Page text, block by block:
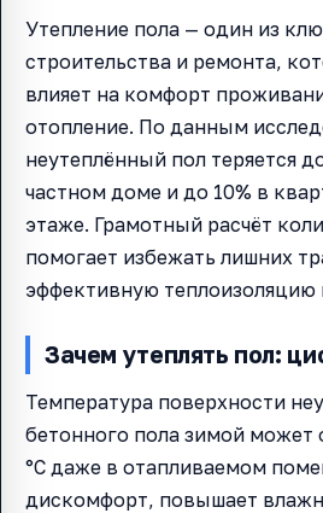
Утепление пола — один из
строительства и ремонта,
влияет на комфорт
отопление. По данным
неутеплённый пол теряется
частном доме и до 10% в
этаже. Грамотный расчёт
помогает избежать лишних
эффективную теплоизоляцию
Зачем утеплять пол:
Температура поверхности
бетонного пола зимой может
°C даже в отапливаемом
дискомфорт, повышает